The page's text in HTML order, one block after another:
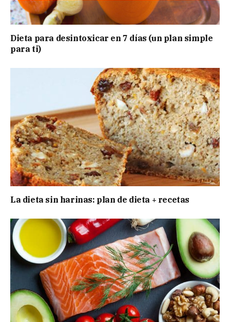
Dieta para desintoxicar en 7 días (un plan simple
para ti)
La dieta sin harinas: plan de dieta + recetas